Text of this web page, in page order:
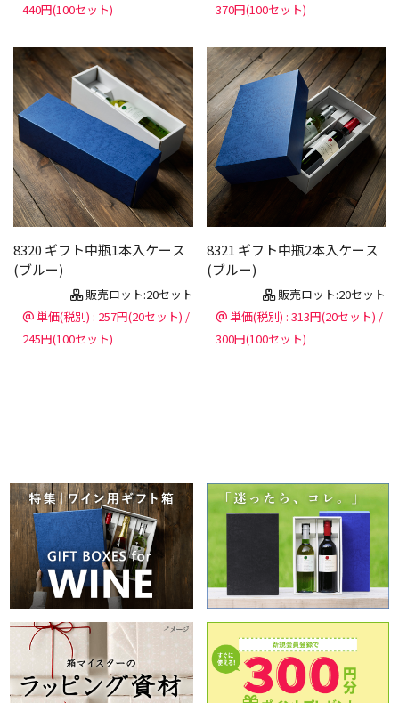
440円(100セット)
370円(100セット)
8320 ギフト中瓶1本入ケース
(ブルー)
販売ロット:20セット
単価(税別) : 257円(20セット) /
245円(100セット)
8321 ギフト中瓶2本入ケース
(ブルー)
販売ロット:20セット
単価(税別) : 313円(20セット) /
300円(100セット)